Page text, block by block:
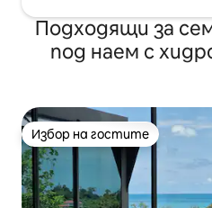
Подходящи за
под наем с
Избор на гостите
Избор на гостите